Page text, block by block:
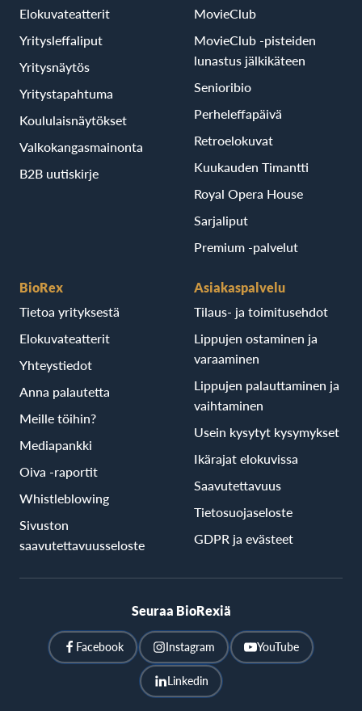
Elokuvateatterit
Yritysleffaliput
Yritysnäytös
Yritystapahtuma
Koululaisnäytökset
Valkokangasmainonta
B2B uutiskirje
MovieClub
MovieClub -pisteiden
lunastus jälkikäteen
Senioribio
Perheleffapäivä
Retroelokuvat
Kuukauden Timantti
Royal Opera House
Sarjaliput
Premium -palvelut
BioRex
Tietoa yrityksestä
Elokuvateatterit
Yhteystiedot
Anna palautetta
Meille töihin?
Mediapankki
Oiva -raportit
Whistleblowing
Sivuston
saavutettavuusseloste
Asiakaspalvelu
Tilaus- ja toimitusehdot
Lippujen ostaminen ja
varaaminen
Lippujen palauttaminen ja
vaihtaminen
Usein kysytyt kysymykset
Ikärajat elokuvissa
Saavutettavuus
Tietosuojaseloste
GDPR ja evästeet
Seuraa BioRexiä
Facebook Instagram YouTube
Linkedin